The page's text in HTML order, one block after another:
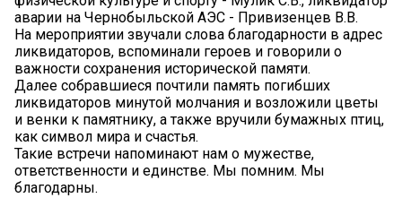
аварии на Чернобыльской АЭС - Привизенцев В.В.
На мероприятии звучали слова благодарности в адрес
ликвидаторов, вспоминали героев и говорили о
важности сохранения исторической памяти.
Далее собравшиеся почтили память погибших
ликвидаторов минутой молчания и возложили цветы
и венки к памятнику, а также вручили бумажных птиц,
как символ мира и счастья.
Такие встречи напоминают нам о мужестве,
ответственности и единстве. Мы помним. Мы
благодарны.